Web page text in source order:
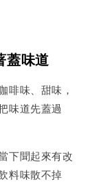
蓋味道
啡味、甜味，
味道先蓋過
下聞起來有改
料味散不掉